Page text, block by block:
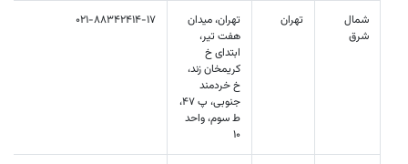
شمال
شرق
تهران
تهران، میدان
هفت تیر،
ابتدای خ
کریمخان زند،
خ خردمند
جنوبی، پ 47،
ط سوم، واحد
10
021-88342414-17